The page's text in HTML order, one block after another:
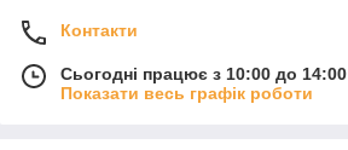
Контакти
Сьогодні працює з 10:00 до 14:00
Показати весь графік роботи